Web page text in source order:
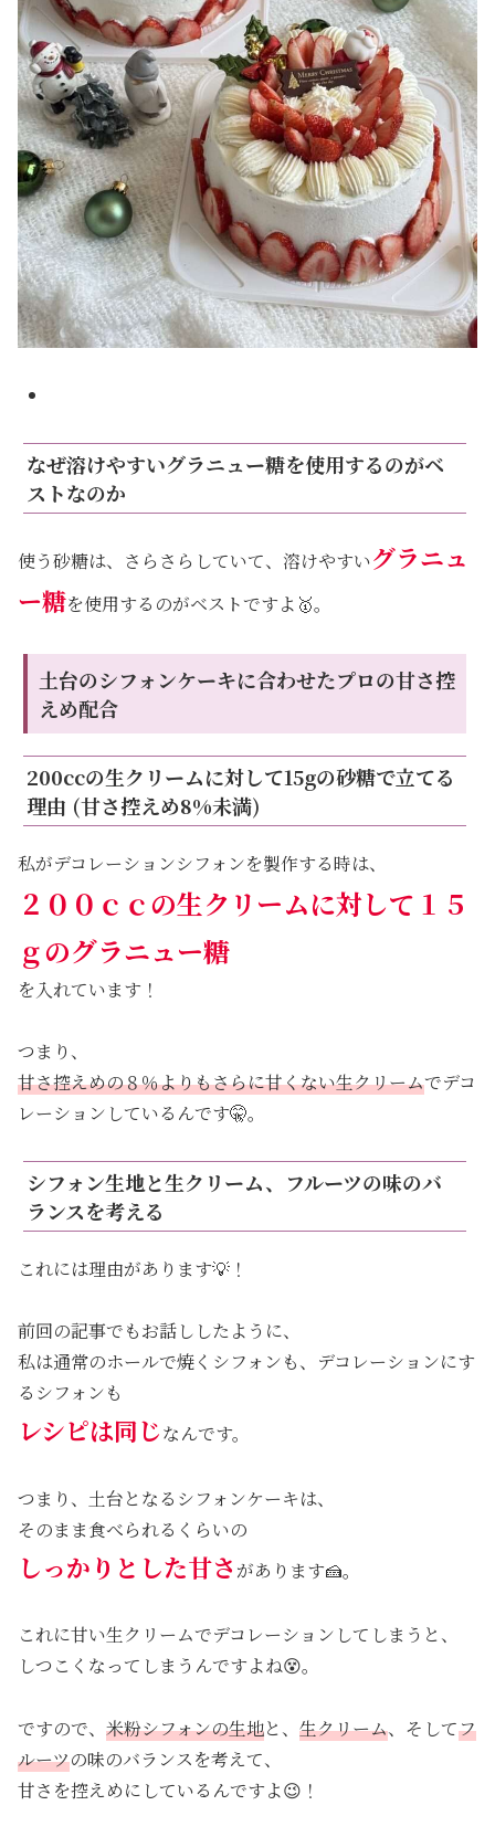
なぜ溶けやすいグラニュー糖を使用するのがベ
ストなのか
使う砂糖は、さらさらしていて、溶けやすいグラニュ
ー糖を使用するのがベストですよ🥇。
土台のシフォンケーキに合わせたプロの甘さ控
えめ配合
200ccの生クリームに対して15gの砂糖で立てる
理由 (甘さ控えめ8%未満)
私がデコレーションシフォンを製作する時は、
２００ｃｃの生クリームに対して１５
ｇのグラニュー糖
を入れています！
つまり、
甘さ控えめの８％よりもさらに甘くない生クリームでデコ
レーションしているんです🤫。
シフォン生地と生クリーム、フルーツの味のバ
ランスを考える
これには理由があります💡！
前回の記事でもお話ししたように、
私は通常のホールで焼くシフォンも、デコレーションにす
るシフォンも
レシピは同じなんです。
つまり、土台となるシフォンケーキは、
そのまま食べられるくらいの
しっかりとした甘さ があります🍰。
これに甘い生クリームでデコレーションしてしまうと、
しつこくなってしまうんですよね😵。
ですので、 米粉シフォンの生地と、 生クリーム、そしてフ
ルーツの味のバランスを考えて、
甘さを控えめにしているんですよ😉！